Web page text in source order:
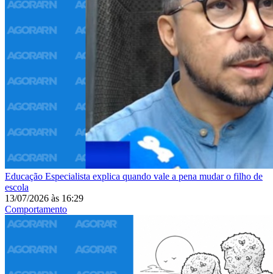
Educação Especialista explica quando vale a pena mudar o filho de
escola
13/07/2026 às 16:29
Comportamento